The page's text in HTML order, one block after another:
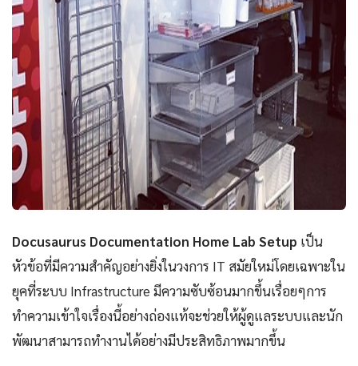
Docusaurus Documentation Home Lab Setup เป็น
หัวข้อที่มีความสำคัญอย่างยิ่งในวงการ IT สมัยใหม่โดยเฉพาะใน
ยุคที่ระบบ Infrastructure มีความซับซ้อนมากขึ้นเรื่อยๆการ
ทำความเข้าใจเรื่องนี้อย่างถ่องแท้จะช่วยให้ผู้ดูแลระบบและนัก
พัฒนาสามารถทำงานได้อย่างมีประสิทธิภาพมากขึ้น